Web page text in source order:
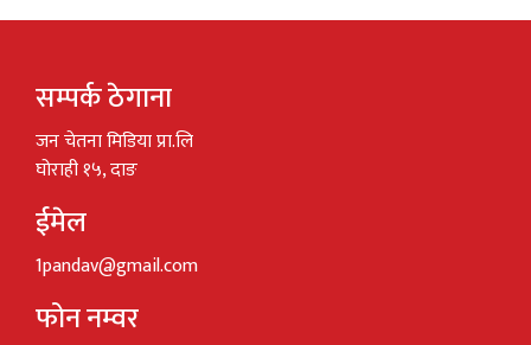
सम्पर्क ठेगाना
जन चेतना मिडिया प्रा.लि
घोराही १५, दाङ
ईमेल
1pandav@gmail.com
फोन नम्वर